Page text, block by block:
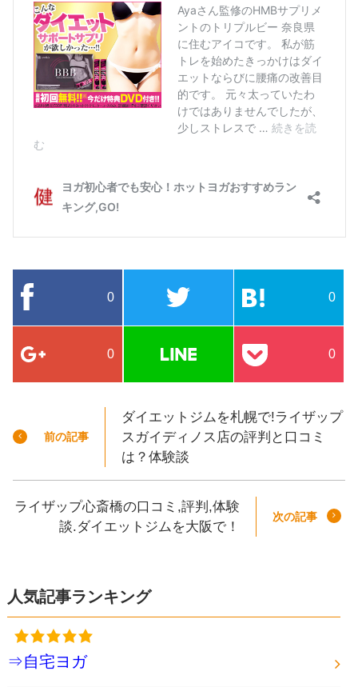
0 0
0 0
前の記事
ダイエットジムを札幌で!ライザップ
スガイディノス店の評判と口コミ
は？体験談
次の記事
ライザップ心斎橋の口コミ,評判,体験
談.ダイエットジムを大阪で！
人気記事ランキング
⇒自宅ヨガ